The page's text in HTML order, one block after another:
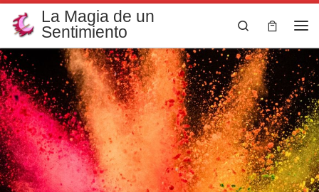
Saltar al contenido
La Magia de un
Sentimiento
Search